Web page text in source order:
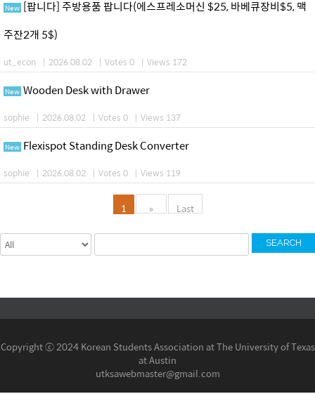
New [팝니다] 주방용품 팝니다(에스프레소머신 $25, 바베큐장비$5, 맥
주잔2개 5$)
ut_econ | 2026.08.02 | Votes 0 | Views 172
New Wooden Desk with Drawer
sophie | 2026.08.02 | Votes 0 | Views 137
New Flexispot Standing Desk Converter
sophie | 2026.08.02 | Votes 0 | Views 119
1 » Last
SEARCH
Copyright ⓒ 2024 Korean Students Association at The University of Texas
at Austin
utksawebmaster@gmail.com